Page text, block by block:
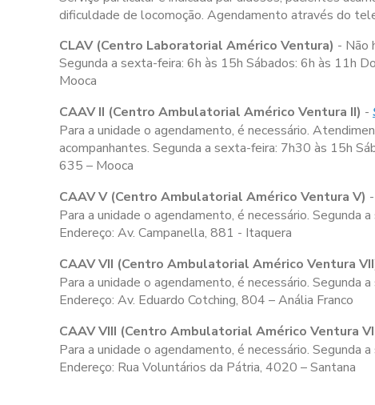
dificuldade de locomoção. Agendamento através do
CLAV (Centro Laboratorial Américo Ventura) - Não
Segunda a sexta-feira: 6h às 15h Sábados: 6h às 11h
Mooca
CAAV II (Centro Ambulatorial Américo Ventura II) -
Para a unidade o agendamento, é necessário.
acompanhantes. Segunda a sexta-feira: 7h30 às 15h
635 – Mooca
CAAV V (Centro Ambulatorial Américo Ventura V) -
Para a unidade o agendamento, é necessário. Segunda
Endereço: Av. Campanella, 881 - Itaquera
CAAV VII (Centro Ambulatorial Américo Ventura
Para a unidade o agendamento, é necessário. Segunda
Endereço: Av. Eduardo Cotching, 804 – Anália Franco
CAAV VIII (Centro Ambulatorial Américo Ventura
Para a unidade o agendamento, é necessário. Segunda
Endereço: Rua Voluntários da Pátria, 4020 – Santana